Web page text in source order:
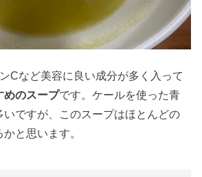
Cなど美容に良い成分が多く入って
めのスープです。ケールを使った青
いですが、このスープはほとんどの
と思います。